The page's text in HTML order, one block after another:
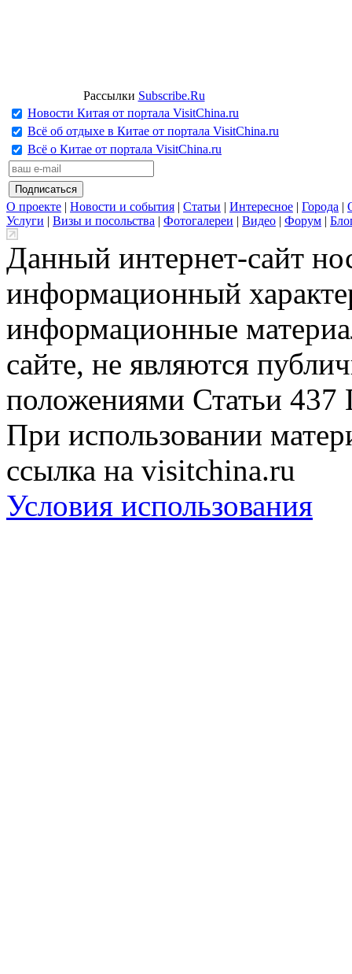
Рассылки Subscribe.Ru
Новости Китая от портала VisitChina.ru
Всё об отдыхе в Китае от портала VisitChina.ru
Всё о Китае от портала VisitChina.ru
О проекте | Новости и события | Статьи | Интересное | Города |
Услуги | Визы и посольства | Фотогалереи | Видео | Форум |
Данный интернет-сайт
информационный
информационные
сайте, не являются
положениями Статьи 437
При использовании
ссылка на visitchina.ru
Условия использования